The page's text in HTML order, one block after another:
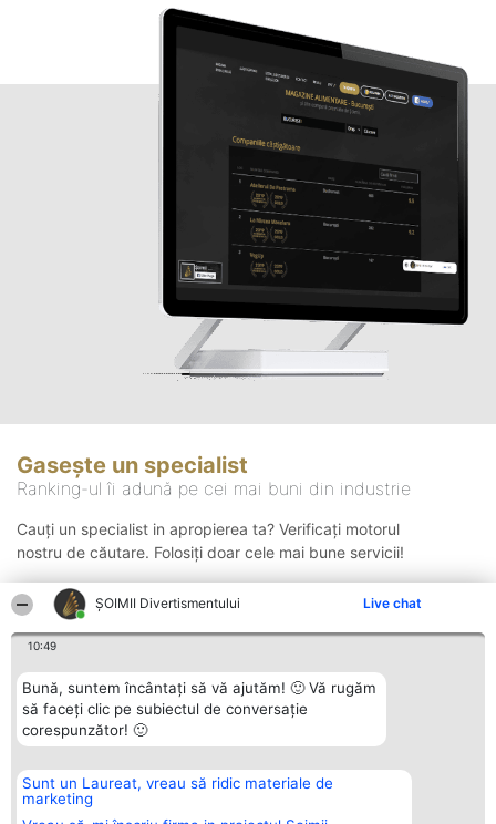
ŞOIMII Divertismentului Live chat
10:49
Bună, suntem încântați să vă ajutăm! 🙂 Vă rugăm
să faceți clic pe subiectul de conversație
corespunzător! 🙂
Sunt un Laureat, vreau să ridic materiale de
marketing
Gasește un specialist
Ranking-ul îi adună pe cei mai buni din industrie
Cauți un specialist in apropierea ta? Verificați motorul
nostru de căutare. Folosiți doar cele mai bune servicii!
Organizator Ranking
BRIGHT SOLUTIONS BR SRL
Aleea Timisul De Sus 2 Bl. A30
Plebiscyt
Lista Tuturor
Contact